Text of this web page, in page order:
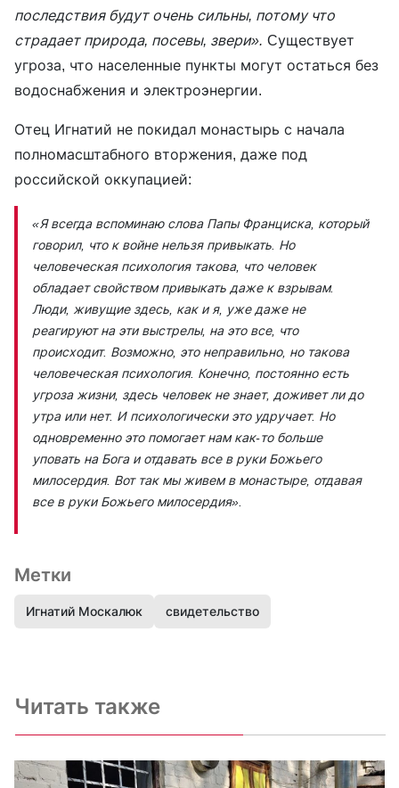
последствия будут очень сильны, потому что
страдает природа, посевы, звери». Cуществует
угроза, что населенные пункты могут остаться без
водоснабжения и электроэнергии.
Отец Игнатий не покидал монастырь с начала
полномасштабного вторжения, даже под
российской оккупацией:
«Я всегда вспоминаю слова Папы Франциска, который
говорил, что к войне нельзя привыкать. Но
человеческая психология такова, что человек
обладает свойством привыкать даже к взрывам.
Люди, живущие здесь, как и я, уже даже не
реагируют на эти выстрелы, на это все, что
происходит. Возможно, это неправильно, но такова
человеческая психология. Конечно, постоянно есть
угроза жизни, здесь человек не знает, доживет ли до
утра или нет. И психологически это удручает. Но
одновременно это помогает нам как-то больше
уповать на Бога и отдавать все в руки Божьего
милосердия. Вот так мы живем в монастыре, отдавая
все в руки Божьего милосердия».
Метки
Игнатий Москалюк свидетельство
Читать также